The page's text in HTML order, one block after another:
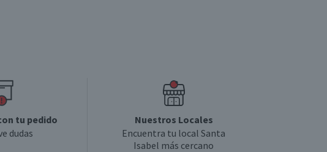
tu pedido
dudas
Nuestros Locales
Encuentra tu local Santa
Isabel más cercano